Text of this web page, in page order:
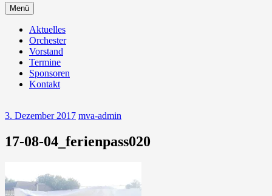
Musikverein Asten
Menü Zum
Inhalt
springen
Aktuelles
Orchester
Vorstand
Termine
Sponsoren
Kontakt
3. Dezember 2017 mva-admin
17-08-04_ferienpass020